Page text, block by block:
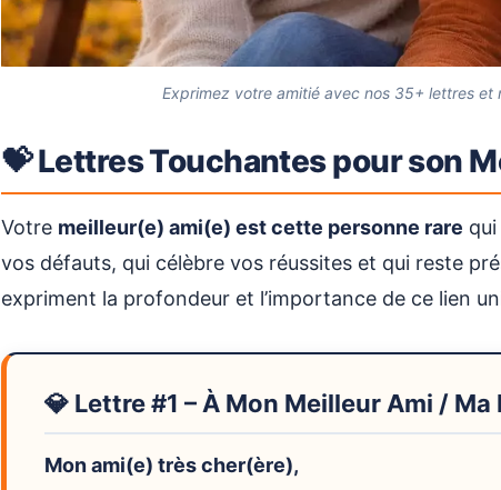
Exprimez votre amitié avec nos 35+ lettres et
💝 Lettres Touchantes pour son
Votre meilleur(e) ami(e) est cette personne rare
vos défauts, qui célèbre vos réussites et qui reste
expriment la profondeur et l’importance de ce lien
💎 Lettre #1 – À Mon Meilleur Ami /
Mon ami(e) très cher(ère),